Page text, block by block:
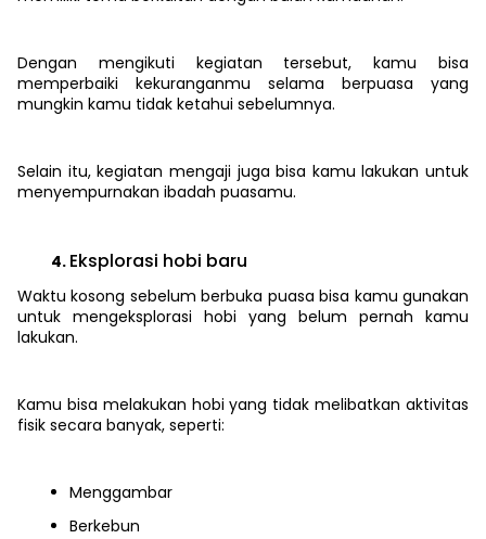
Dengan mengikuti kegiatan tersebut, kamu bisa
memperbaiki kekuranganmu selama berpuasa yang
mungkin kamu tidak ketahui sebelumnya.
Selain itu, kegiatan mengaji juga bisa kamu lakukan untuk
menyempurnakan ibadah puasamu.
Eksplorasi hobi baru
Waktu kosong sebelum berbuka puasa bisa kamu gunakan
untuk mengeksplorasi hobi yang belum pernah kamu
lakukan.
Kamu bisa melakukan hobi yang tidak melibatkan aktivitas
fisik secara banyak, seperti:
Menggambar
Berkebun